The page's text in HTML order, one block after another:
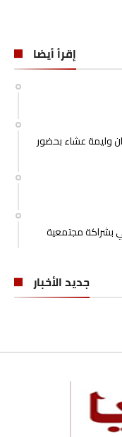
إقرأ أيضا
وليمة عشاء بحضور
بشراكة مجتمعية
جديد الأخبار